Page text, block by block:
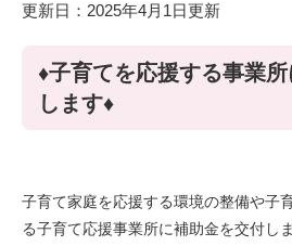
更新日：2025年4月1日更新
♦子育てを応援する事業
します♦
子育て家庭を応援する環境の整備や子
る子育て応援事業所に補助金を交付しま